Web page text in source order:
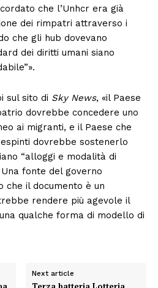
che l’Unhcr era già
dei rimpatri attraverso i
che gli hub dovevano
dei diritti umani siano
sul sito di Sky News, «il Paese
dovrebbe concedere uno
ai migranti, e il Paese che
dovrebbe sostenerlo
“alloggi e modalità di
fonte del governo
il documento è un
rendere più agevole il
qualche forma di modello di
Next article